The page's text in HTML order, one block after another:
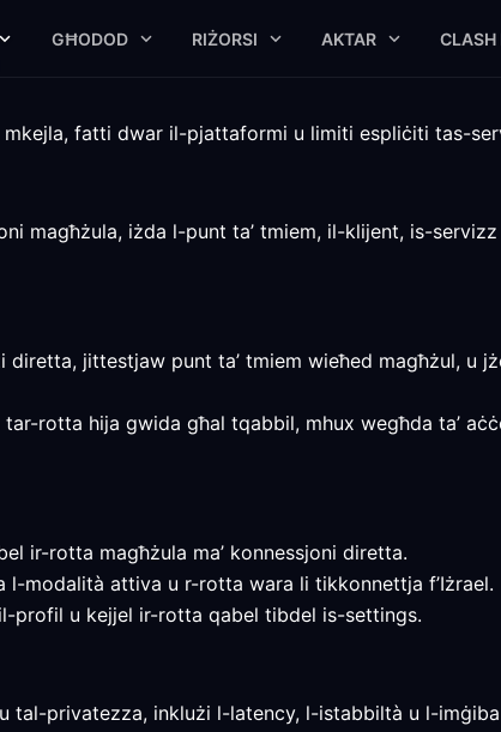
GĦODOD RIŻORSI AKTAR CLASH
mkejla, fatti dwar il-pjattaformi u limiti espliċiti tas-
magħżula, iżda l-punt ta’ tmiem, il-klijent, is-
jittestjaw punt ta’ tmiem wieħed magħżul, u
rotta hija gwida għal tqabbil, mhux wegħda ta’
ir-rotta magħżula ma’ konnessjoni diretta.
modalità attiva u r-rotta wara li tikkonnettja f’Iżrael.
profil u kejjel ir-rotta qabel tibdel is-settings.
tal-privatezza, inklużi l-latency, l-istabbiltà u l-